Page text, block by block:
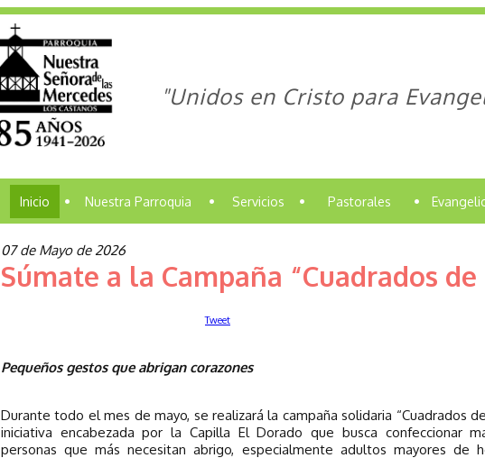
"Unidos en Cristo para
Inicio • Nuestra Parroquia • Servicios • Pastorales •
07 de Mayo de 2026
Súmate a la Campaña “Cuadrados de
Tweet
Pequeños gestos que abrigan corazones
Durante todo el mes de mayo, se realizará la campaña solidaria “Cuadrados
iniciativa encabezada por la Capilla El Dorado que busca confeccionar
personas que más necesitan abrigo, especialmente adultos mayores de